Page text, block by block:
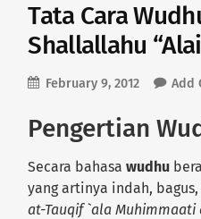
Tata Cara
Shallallahu
February 9, 2012 Add
Pengertian
Secara bahasawudhu
yang artinya indah,
at-Tauqif `ala Muhimmaati